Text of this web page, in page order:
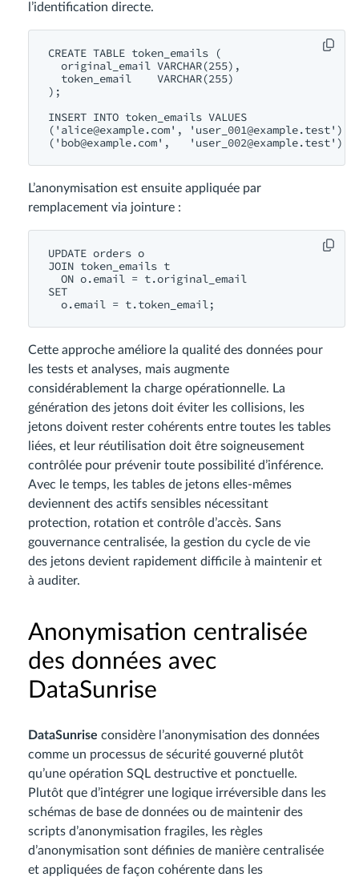
l’identification directe.
CREATE TABLE token_emails (
  original_email VARCHAR(255),
  token_email    VARCHAR(255)
);
INSERT INTO token_emails VALUES
(' alice@example.com', ' user_001@example.test'),
(' bob@example.com',   ' user_002@example.test
L’anonymisation est ensuite appliquée par
remplacement via jointure :
UPDATE orders o
JOIN token_emails t
  ON o.email = t.original_email
SET
Cette approche améliore la qualité des données pour
les tests et analyses, mais augmente
considérablement la charge opérationnelle. La
génération des jetons doit éviter les collisions, les
jetons doivent rester cohérents entre toutes les tables
liées, et leur réutilisation doit être soigneusement
contrôlée pour prévenir toute possibilité d’inférence.
Avec le temps, les tables de jetons elles-mêmes
deviennent des actifs sensibles nécessitant
protection, rotation et contrôle d’accès. Sans
gouvernance centralisée, la gestion du cycle de vie
des jetons devient rapidement difficile à maintenir et
à auditer.
Anonymisation centralisée
des données avec
DataSunrise
DataSunrise considère l’anonymisation des données
comme un processus de sécurité gouverné plutôt
qu’une opération SQL destructive et ponctuelle.
Plutôt que d’intégrer une logique irréversible dans les
schémas de base de données ou de maintenir des
scripts d’anonymisation fragiles, les règles
d’anonymisation sont définies de manière centralisée
et appliquées de façon cohérente dans les